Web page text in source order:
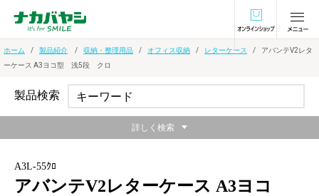
オンラインショ
ホーム 製品紹介 収納・整理用品 オフィス収納 レターケース
アバンテV2レタ
ーケース A3ヨコ型 浅5段 クロ
A3L-55ｸﾛ
アバンテV2レターケース A3ヨコ
製品検索
詳しく検索